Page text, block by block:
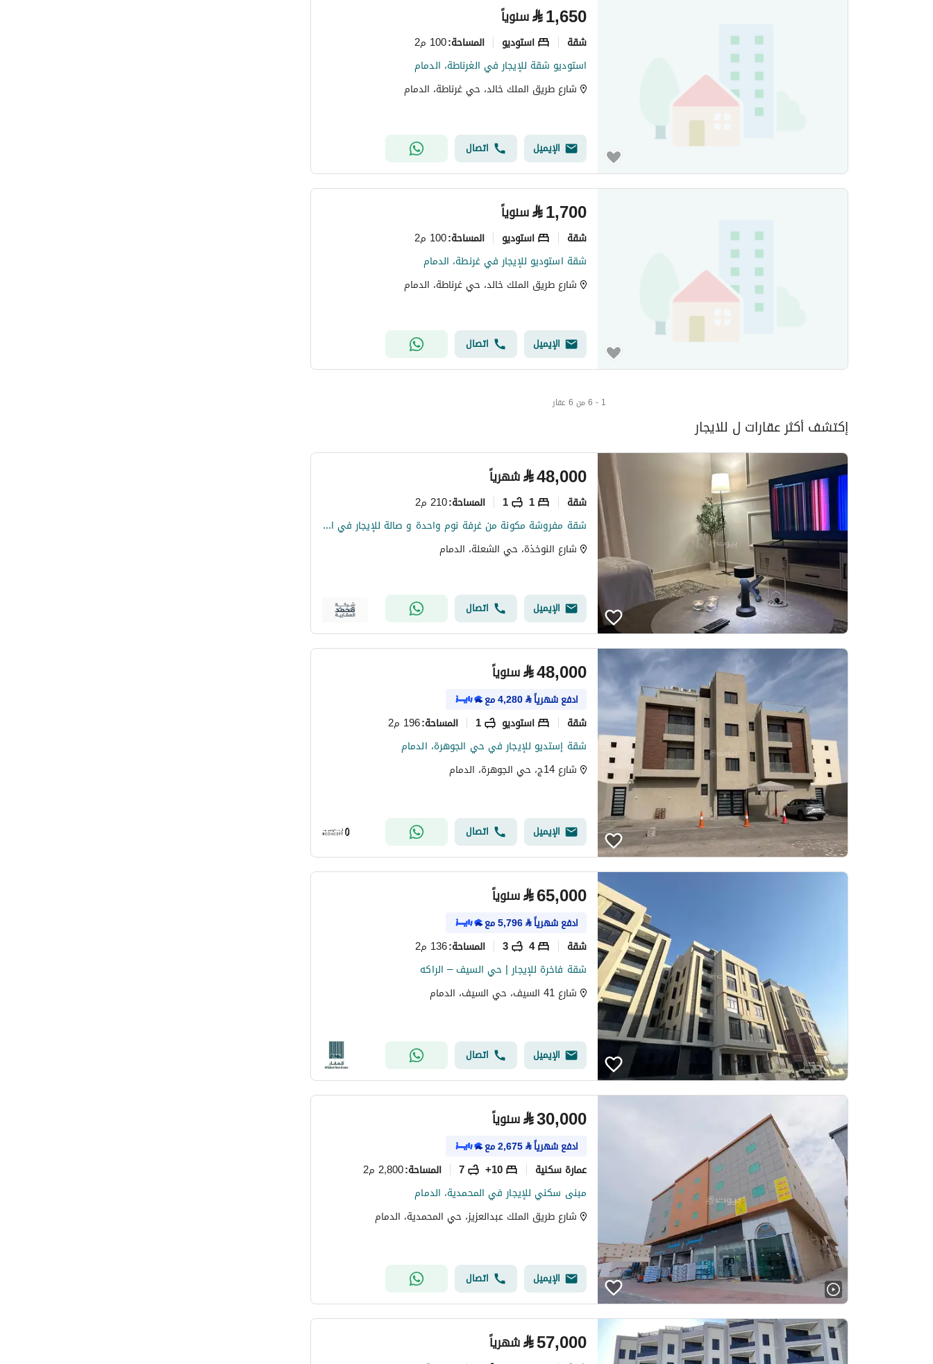
⃁1,650 سنوياً
شقة استوديو المساحة:100 م2
استوديو شقة للإيجار في الغرناطة، الدمام
شارع طريق الملك خالد، حي غرناطة، الدمام
الإيميل اتصال
⃁1,700 سنوياً
شقة استوديو المساحة:100 م2
شقة استوديو للإيجار في غرنطة، الدمام
شارع طريق الملك خالد، حي غرناطة، الدمام
الإيميل اتصال
1 - 6 من 6 عقار
إكتشف أكثر عقارات ل للايجار
⃁48,000 شهرياً
شقة 1
1 المساحة:210 م2
شقة مفروشة مكونة من غرفة نوم واحدة و صالة للإيجار في الشلة، الدمام
شارع النوخذة، حي الشعلة، الدمام
الإيميل اتصال
⃁48,000 سنوياً
ادفع شهرياً⃁
4,280مع
شقة استوديو 1 المساحة:196 م2
شقة إستديو للإيجار في حي الجوهرة، الدمام
شارع 14ج، حي الجوهرة، الدمام
الإيميل اتصال
⃁65,000 سنوياً
ادفع شهرياً⃁
5,796مع
شقة 4
3 المساحة:136 م2
شقة فاخرة للإيجار | حي السيف – الراكه
شارع 41 السيف، حي السيف، الدمام
الإيميل اتصال
⃁30,000 سنوياً
ادفع شهرياً⃁
2,675مع
عمارة سكنية 10+
7 المساحة:2,800 م2
مبنى سكني للإيجار في المحمدية، الدمام
شارع طريق الملك عبدالعزيز، حي المحمدية، الدمام
الإيميل اتصال
⃁57,000 شهرياً